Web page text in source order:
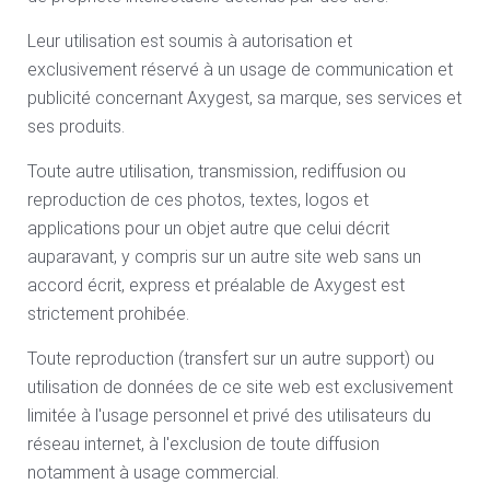
Leur utilisation est soumis à autorisation et
exclusivement réservé à un usage de communication et
publicité concernant Axygest, sa marque, ses services et
ses produits.
Toute autre utilisation, transmission, rediffusion ou
reproduction de ces photos, textes, logos et
applications pour un objet autre que celui décrit
auparavant, y compris sur un autre site web sans un
accord écrit, express et préalable de Axygest est
strictement prohibée.
Toute reproduction (transfert sur un autre support) ou
utilisation de données de ce site web est exclusivement
limitée à l'usage personnel et privé des utilisateurs du
réseau internet, à l'exclusion de toute diffusion
notamment à usage commercial.